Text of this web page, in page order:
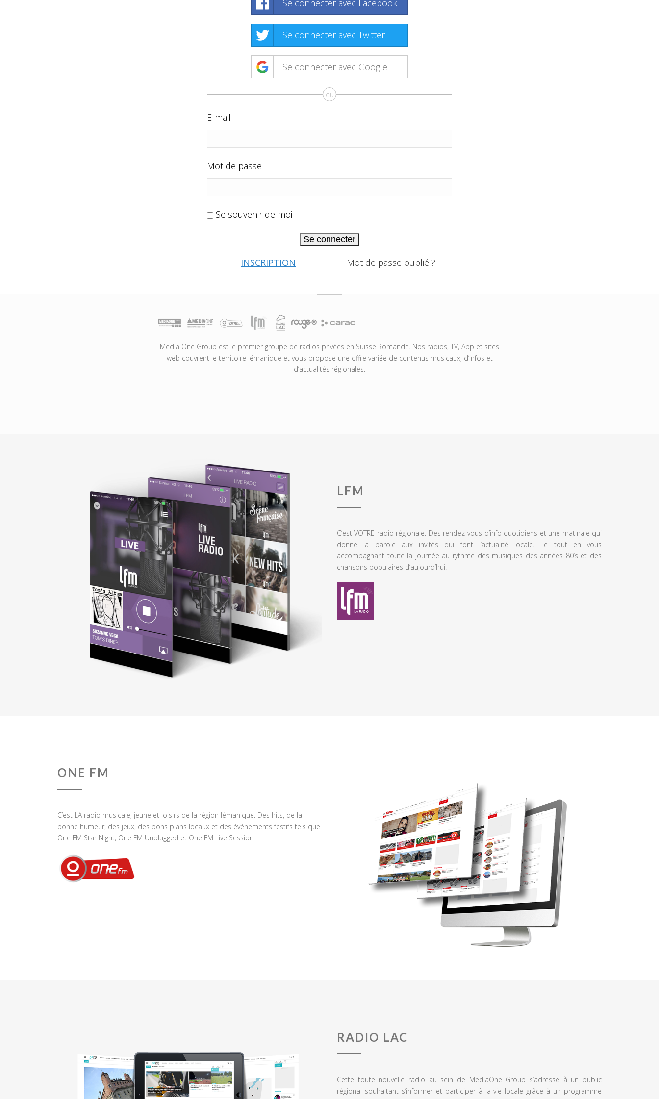
Se connecter avec Facebook
Se connecter avec Twitter
Se connecter avec Google
ou
E-mail
Mot de passe
Se souvenir de moi
Se connecter
INSCRIPTION Mot de passe oublié ?
Media One Group est le premier groupe de radios privées en Suisse Romande. Nos radios, TV, App et sites
web couvrent le territoire lémanique et vous propose une offre variée de contenus musicaux, d’infos et
d’actualités régionales.
LFM
C’est VOTRE radio régionale. Des rendez-vous d’info quotidiens et une matinale qui
donne la parole aux invités qui font l’actualité locale. Le tout en vous
accompagnant toute la journée au rythme des musiques des années 80’s et des
chansons populaires d’aujourd’hui.
ONE FM
C’est LA radio musicale, jeune et loisirs de la région lémanique. Des hits, de la
bonne humeur, des jeux, des bons plans locaux et des événements festifs tels que
One FM Star Night, One FM Unplugged et One FM Live Session.
RADIO LAC
Cette toute nouvelle radio au sein de MediaOne Group s’adresse à un public
régional souhaitant s’informer et participer à la vie locale grâce à un programme